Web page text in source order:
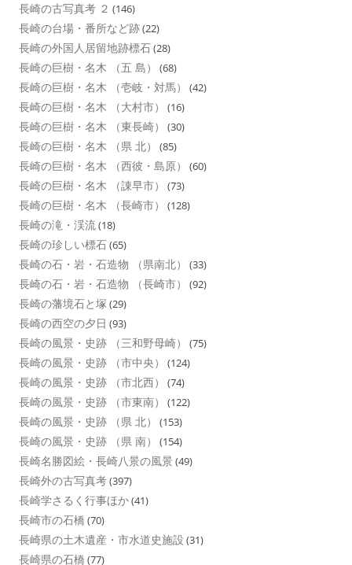
長崎の古写真考 ２ (146)
長崎の台場・番所など跡(22)
長崎の外国人居留地跡標石(28)
長崎の巨樹・名木 （五 島） (68)
長崎の巨樹・名木 （壱岐・対馬） (42)
長崎の巨樹・名木 （大村市） (16)
長崎の巨樹・名木 （東長崎） (30)
長崎の巨樹・名木 （県 北） (85)
長崎の巨樹・名木 （西彼・島原） (60)
長崎の巨樹・名木 （諌早市） (73)
長崎の巨樹・名木 （長崎市） (128)
長崎の滝・渓流(18)
長崎の珍しい標石(65)
長崎の石・岩・石造物 （県南北） (33)
長崎の石・岩・石造物 （長崎市） (92)
長崎の藩境石と塚 (29)
長崎の西空の夕日 (93)
長崎の風景・史跡 （三和野母崎） (75)
長崎の風景・史跡 （市中央） (124)
長崎の風景・史跡 （市北西） (74)
長崎の風景・史跡 （市東南） (122)
長崎の風景・史跡 （県 北） (153)
長崎の風景・史跡 （県 南） (154)
長崎名勝図絵・長崎八景の風景 (49)
長崎外の古写真考(397)
長崎学さるく行事ほか(41)
長崎市の石橋 (70)
長崎県の土木遺産・市水道史施設 (31)
長崎県の石橋 (77)